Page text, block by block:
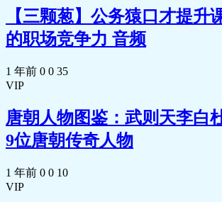
📄 29..MP3
📄 29.pdf
🎵 30.mp3
📄 30.pdf
📄 31. .pdf
🎵 33.mp3
📄 33.pdf
🎵 34.mp3
📄 34.pdf
📄 35.pdf
【三颗葱】公务猿口才提升
的职场竞争力 音频
1 年前 0 0 35
VIP
唐朝人物图鉴：武则天李白
9位唐朝传奇人物
1 年前 0 0 10
VIP